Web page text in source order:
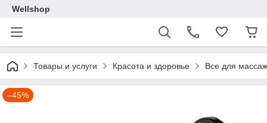
Wellshop
Товары и услуги Красота и здоровье Все для
–45%